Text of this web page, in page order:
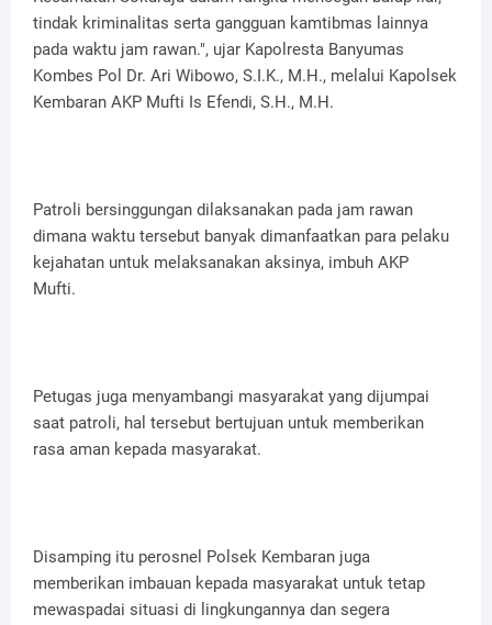
tindak kriminalitas serta gangguan kamtibmas lainnya
pada waktu jam rawan.", ujar Kapolresta Banyumas
Kombes Pol Dr. Ari Wibowo, S.I.K., M.H., melalui Kapolsek
Kembaran AKP Mufti Is Efendi, S.H., M.H.
Patroli bersinggungan dilaksanakan pada jam rawan
dimana waktu tersebut banyak dimanfaatkan para pelaku
kejahatan untuk melaksanakan aksinya, imbuh AKP
Mufti.
Petugas juga menyambangi masyarakat yang dijumpai
saat patroli, hal tersebut bertujuan untuk memberikan
rasa aman kepada masyarakat.
Disamping itu perosnel Polsek Kembaran juga
memberikan imbauan kepada masyarakat untuk tetap
mewaspadai situasi di lingkungannya dan segera